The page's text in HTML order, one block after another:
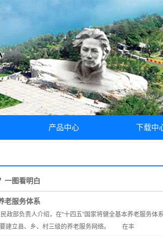
产品中心
矫形器
下载中
一图看明白
老服务体系
部负责人介绍，在“十四五”国家将健全基本养老服务
要建立县、乡、村三级的养老服务网络。 在丰